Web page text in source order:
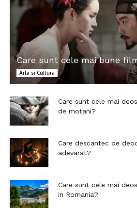
Care sunt cele mai bune
Arta si Cultura
Care sunt cele mai
de motani?
Care descantec de
adevarat?
Care sunt cele mai
in Romania?